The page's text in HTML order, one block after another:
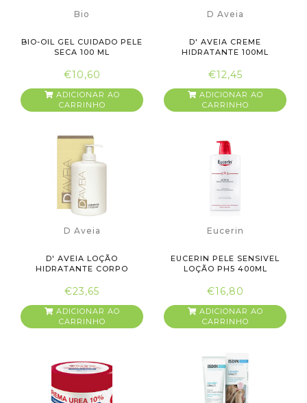
Bio
BIO-OIL GEL CUIDADO PELE
SECA 100 ML
€10,60
ADICIONAR AO
CARRINHO
D Aveia
D' AVEIA CREME
HIDRATANTE 100ML
€12,45
ADICIONAR AO
CARRINHO
D Aveia
D' AVEIA LOÇÃO
HIDRATANTE CORPO
€23,65
ADICIONAR AO
CARRINHO
Eucerin
EUCERIN PELE SENSIVEL
LOÇÃO PH5 400ML
€16,80
ADICIONAR AO
CARRINHO